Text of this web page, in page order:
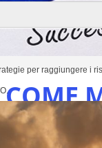
per raggiungere i